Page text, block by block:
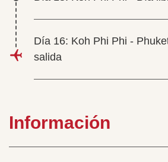
Día 16: Koh Phi Phi -
salida
Información